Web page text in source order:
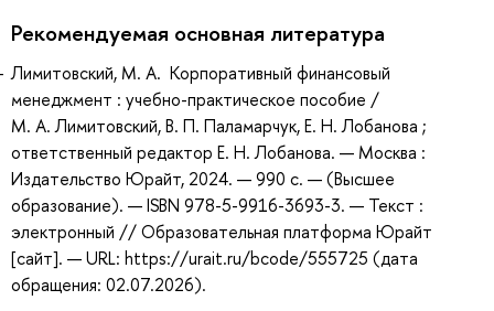
Рекомендуемая основная литература
Лимитовский, М. А. Корпоративный финансовый
менеджмент : учебно-практическое пособие /
М. А. Лимитовский, В. П. Паламарчук, Е. Н. Лобанова ;
ответственный редактор Е. Н. Лобанова. — Москва :
Издательство Юрайт, 2024. — 990 с. — (Высшее
образование). — ISBN 978-5-9916-3693-3. — Текст :
электронный // Образовательная платформа Юрайт
[сайт]. — URL: https://urait.ru/bcode/555725 (дата
обращения: 02.07.2026).